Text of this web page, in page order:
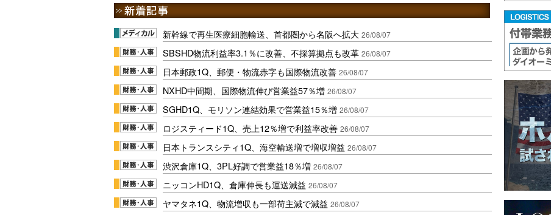
新幹線で再生医療細胞輸送、首都圏から名阪へ拡大 26/08/07
SBSHD物流利益率3.1％に改善、不採算拠点も改革 26/08/07
日本郵政1Q、郵便・物流赤字も国際物流改善 26/08/07
NXHD中間期、国際物流伸び営業益57％増 26/08/07
SGHD1Q、モリソン連結効果で営業益15％増 26/08/07
ロジスティード1Q、売上12％増で利益率改善 26/08/07
日本トランスシティ1Q、海空輸送増で増収増益 26/08/07
渋沢倉庫1Q、3PL好調で営業益18％増 26/08/07
ニッコンHD1Q、倉庫伸長も運送減益 26/08/07
ヤマタネ1Q、物流増収も一部荷主減で減益 26/08/07